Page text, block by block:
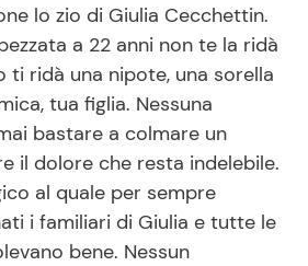
lo zio di Giulia Cecchettin.
a 22 anni non te la ridà
ti ridà una nipote, una sorella
tua figlia. Nessuna
bastare a colmare un
il dolore che resta indelebile.
al quale per sempre
i familiari di Giulia e tutte le
bene. Nessun